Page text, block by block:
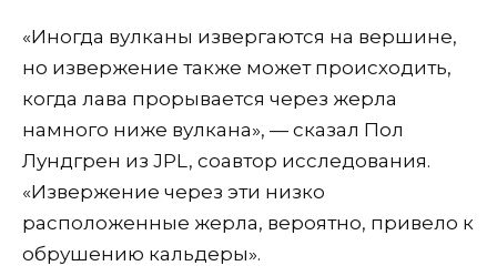
«Иногда вулканы извергаются на вершине,
но извержение также может происходить,
когда лава прорывается через жерла
намного ниже вулкана», — сказал Пол
Лундгрен из JPL, соавтор исследования.
«Извержение через эти низко
расположенные жерла, вероятно, привело к
обрушению кальдеры».